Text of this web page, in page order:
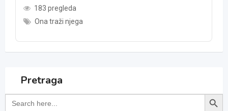
183 pregleda
Ona traži njega
Pretraga
Search
for:
Search Button